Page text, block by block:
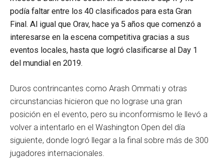
podía faltar entre los 40 clasificados para esta Gran
Final. Al igual que Orav, hace ya 5 años que comenzó a
interesarse en la escena competitiva gracias a sus
eventos locales, hasta que logró clasificarse al Day 1
del mundial en 2019.
Duros contrincantes como Arash Ommati y otras
circunstancias hicieron que no lograse una gran
posición en el evento, pero su inconformismo le llevó a
volver a intentarlo en el Washington Open del día
siguiente, donde logró llegar a la final sobre más de 300
jugadores internacionales.